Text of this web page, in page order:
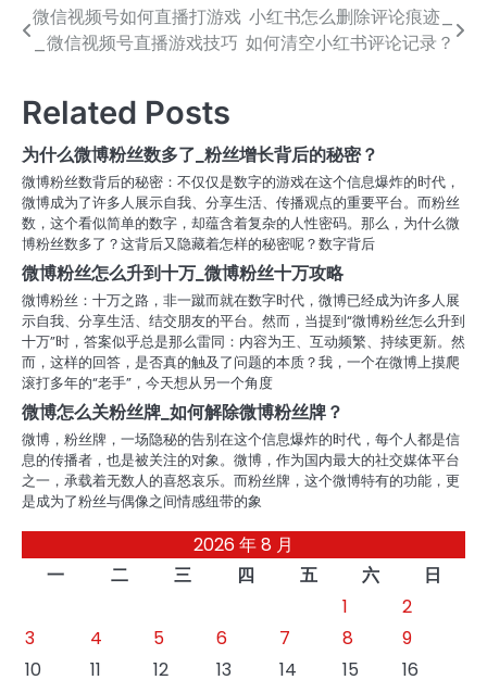
文
章
导
航
微信视频号如何直播打游戏
_微信视频号直播游戏技巧
小红书怎么删除评论痕迹_
如何清空小红书评论记录？
Related Posts
为什么微博粉丝数多了_粉丝增长背后的秘密？
微博粉丝数背后的秘密：不仅仅是数字的游戏在这个信息爆炸的时代，
微博成为了许多人展示自我、分享生活、传播观点的重要平台。而粉丝
数，这个看似简单的数字，却蕴含着复杂的人性密码。那么，为什么微
博粉丝数多了？这背后又隐藏着怎样的秘密呢？数字背后
微博粉丝怎么升到十万_微博粉丝十万攻略
微博粉丝：十万之路，非一蹴而就在数字时代，微博已经成为许多人展
示自我、分享生活、结交朋友的平台。然而，当提到“微博粉丝怎么升到
十万”时，答案似乎总是那么雷同：内容为王、互动频繁、持续更新。然
而，这样的回答，是否真的触及了问题的本质？我，一个在微博上摸爬
滚打多年的“老手”，今天想从另一个角度
微博怎么关粉丝牌_如何解除微博粉丝牌？
微博，粉丝牌，一场隐秘的告别在这个信息爆炸的时代，每个人都是信
息的传播者，也是被关注的对象。微博，作为国内最大的社交媒体平台
之一，承载着无数人的喜怒哀乐。而粉丝牌，这个微博特有的功能，更
是成为了粉丝与偶像之间情感纽带的象
2026 年 8 月
一
二 三 四 五 六
日
1
2
3
4 5 6 7 8
9
10
11 12 13 14 15
16